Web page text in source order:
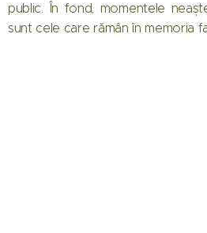
public. În fond, momentele
sunt cele care rămân în memoria